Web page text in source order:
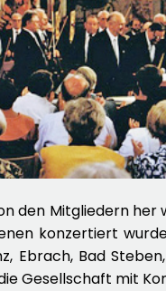
den Mitgliedern her
konzertiert
Ebrach, Bad
Gesellschaft mit